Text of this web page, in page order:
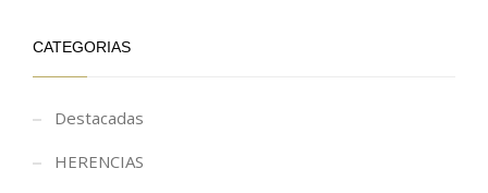
CATEGORIAS
Destacadas
HERENCIAS